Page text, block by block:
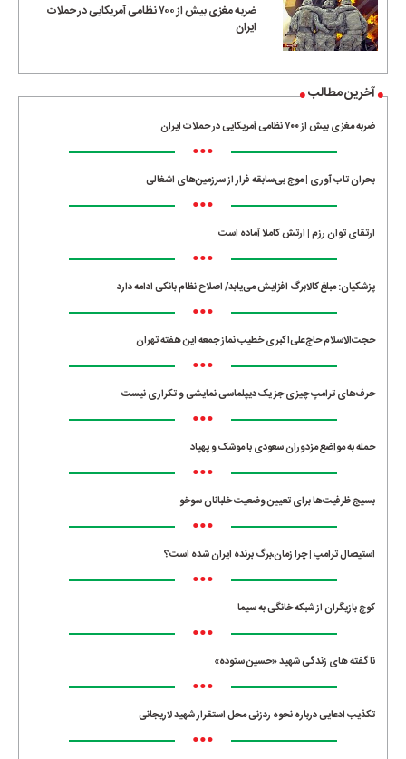
ضربه مغزی بیش از ۷۰۰ نظامی آمریکایی در حملات
ایران
آخرین مطالب
ضربه مغزی بیش از ۷۰۰ نظامی آمریکایی در حملات ایران
•••
بحران تاب آوری | موج بی‌سابقه فرار از سرزمین‌های اشغالی
•••
ارتقای توان رزم | ارتش کاملا آماده است
•••
پزشکیان: مبلغ کالابرگ افزایش می‌یابد/ اصلاح نظام بانکی ادامه دارد
•••
حجت‌الاسلام حاج‌علی‌اکبری خطیب نماز جمعه این هفته تهران
•••
حرف‌های ترامپ چیزی جز یک دیپلماسی نمایشی و تکراری نیست
•••
حمله به مواضع مزدوران سعودی با موشک و پهپاد
•••
بسیج ظرفیت‌ها برای تعیین وضعیت خلبانان سوخو
•••
استیصال ترامپ | چرا زمان،برگ برنده ایران شده است؟
•••
کوچ بازیگران از شبکه خانگی به سیما
•••
ناگفته های زندگی شهید «حسین ستوده»
•••
تکذیب ادعایی درباره نحوه ردزنی محل استقرار شهید لاریجانی
•••